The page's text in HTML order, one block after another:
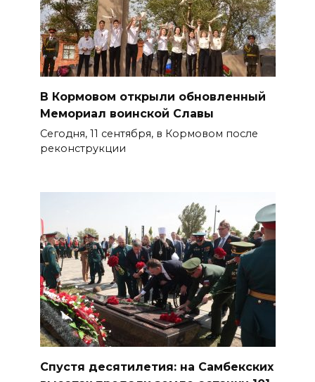
В Кормовом открыли обновленный
Мемориал воинской Славы
Сегодня, 11 сентября, в Кормовом после
реконструкции
Спустя десятилетия: на Самбекских